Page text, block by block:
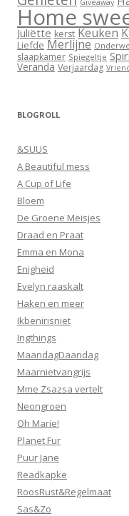
Giveaway
Home
Juliëtte kerst Keuken
Liefde Merlijne
slaapkamer Spiegeltje
Veranda Verjaardag
BLOGROLL
&SUUS
A Beautiful mess
A Cup of Life
Bloem
De Groene Meisjes
Draad en Praat
Emma en Mona
Enigheid
Evelyn raaskalt
Haken en meer
Ikbenirisniet
Ingthings
MaandagDaandag
Maarnietvangrijs
Mme Zsazsa vertelt
Neongroen
Oh Marie!
Planet Fur
Puur Jane
Readkapke
RoosRust&Regelmaat
Sas&Zo